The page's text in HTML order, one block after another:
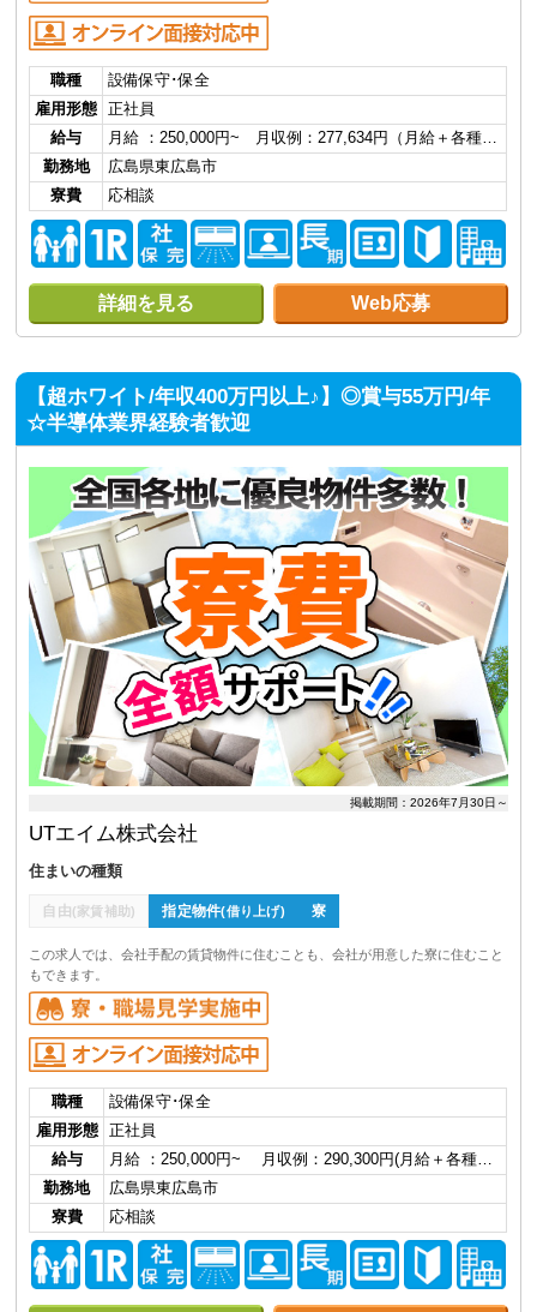
職種
設備保守･保全
雇用形態
正社員
給与
月給 ：250,000円~ 月収例：277,634円（月給＋各種…
勤務地
広島県東広島市
寮費
応相談
詳細を見る Web応募
【超ホワイト/年収400万円以上♪】◎賞与55万円/年
☆半導体業界経験者歓迎
掲載期間：2026年7月30日～
UTエイム株式会社
住まいの種類
自由(家賃補助) 指定物件(借り上げ) 寮
この求人では、会社手配の賃貸物件に住むことも、会社が用意した寮に住むこと
もできます。
職種
設備保守･保全
雇用形態
正社員
給与
月給 ：250,000円~ 月収例：290,300円(月給＋各種…
勤務地
広島県東広島市
寮費
応相談